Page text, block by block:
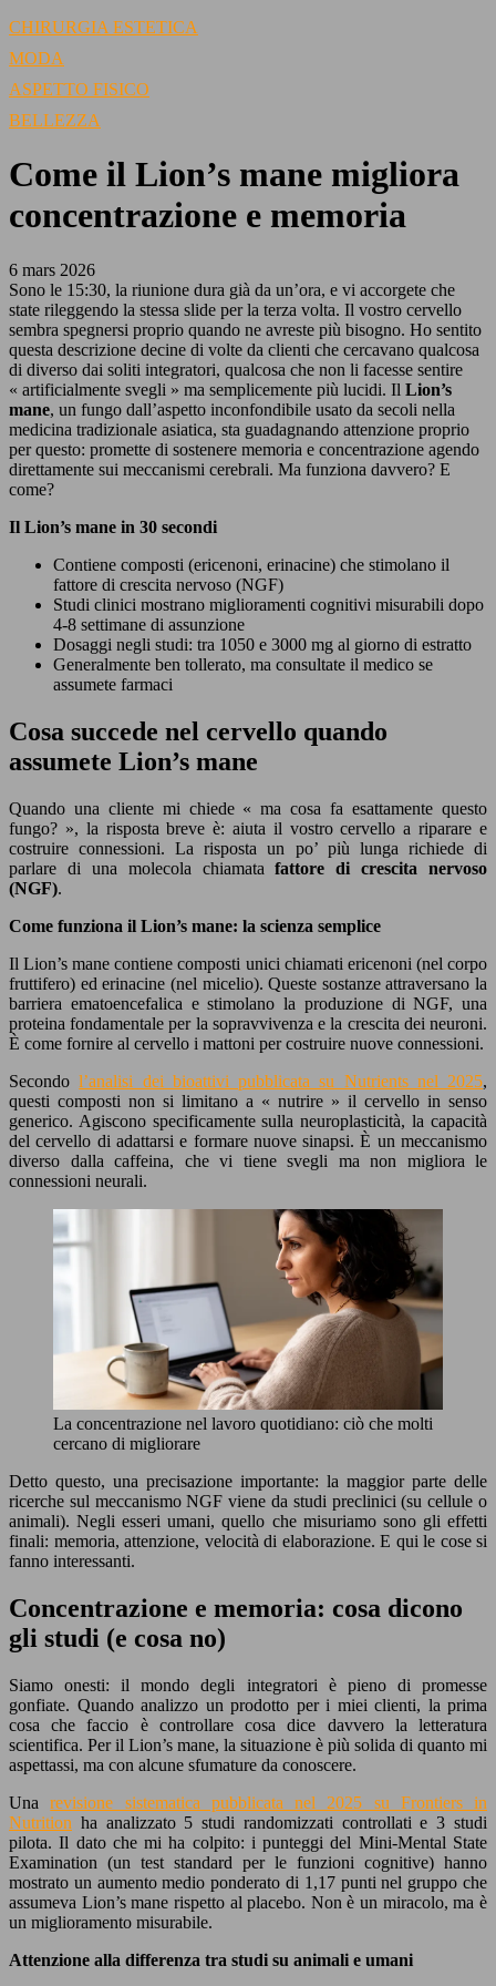
CHIRURGIA ESTETICA
MODA
ASPETTO FISICO
BELLEZZA
Come il Lion’s mane migliora
concentrazione e memoria
6 mars 2026
Sono le 15:30, la riunione dura già da un’ora, e vi accorgete che
state rileggendo la stessa slide per la terza volta. Il vostro cervello
sembra spegnersi proprio quando ne avreste più bisogno. Ho sentito
questa descrizione decine di volte da clienti che cercavano qualcosa
di diverso dai soliti integratori, qualcosa che non li facesse sentire
« artificialmente svegli » ma semplicemente più lucidi. Il Lion’s
mane, un fungo dall’aspetto inconfondibile usato da secoli nella
medicina tradizionale asiatica, sta guadagnando attenzione proprio
per questo: promette di sostenere memoria e concentrazione agendo
direttamente sui meccanismi cerebrali. Ma funziona davvero? E
come?
Il Lion’s mane in 30 secondi
Contiene composti (ericenoni, erinacine) che stimolano il
fattore di crescita nervoso (NGF)
Studi clinici mostrano miglioramenti cognitivi misurabili dopo
4-8 settimane di assunzione
Dosaggi negli studi: tra 1050 e 3000 mg al giorno di estratto
Generalmente ben tollerato, ma consultate il medico se
assumete farmaci
Cosa succede nel cervello quando
assumete Lion’s mane
Quando una cliente mi chiede « ma cosa fa esattamente questo
fungo? », la risposta breve è: aiuta il vostro cervello a riparare e
costruire connessioni. La risposta un po’ più lunga richiede di
parlare di una molecola chiamatafattore di crescita nervoso
(NGF).
Come funziona il Lion’s mane: la scienza semplice
Il Lion’s mane contiene composti unici chiamati ericenoni (nel corpo
fruttifero) ed erinacine (nel micelio). Queste sostanze attraversano la
barriera ematoencefalica e stimolano la produzione di NGF, una
proteina fondamentale per la sopravvivenza e la crescita dei neuroni.
È come fornire al cervello i mattoni per costruire nuove connessioni.
Secondol’analisi dei bioattivi pubblicata su Nutrients nel 2025,
questi composti non si limitano a « nutrire » il cervello in senso
generico. Agiscono specificamente sulla neuroplasticità, la capacità
del cervello di adattarsi e formare nuove sinapsi. È un meccanismo
diverso dalla caffeina, che vi tiene svegli ma non migliora le
connessioni neurali.
La concentrazione nel lavoro quotidiano: ciò che molti
cercano di migliorare
Detto questo, una precisazione importante: la maggior parte delle
ricerche sul meccanismo NGF viene da studi preclinici (su cellule o
animali). Negli esseri umani, quello che misuriamo sono gli effetti
finali: memoria, attenzione, velocità di elaborazione. E qui le cose si
fanno interessanti.
Concentrazione e memoria: cosa dicono
gli studi (e cosa no)
Siamo onesti: il mondo degli integratori è pieno di promesse
gonfiate. Quando analizzo un prodotto per i miei clienti, la prima
cosa che faccio è controllare cosa dice davvero la letteratura
scientifica. Per il Lion’s mane, la situazione è più solida di quanto mi
aspettassi, ma con alcune sfumature da conoscere.
Unarevisione sistematica pubblicata nel 2025 su Frontiers in
Nutrition ha analizzato 5 studi randomizzati controllati e 3 studi
pilota. Il dato che mi ha colpito: i punteggi del Mini-Mental State
Examination (un test standard per le funzioni cognitive) hanno
mostrato un aumento medio ponderato di 1,17 punti nel gruppo che
assumeva Lion’s mane rispetto al placebo. Non è un miracolo, ma è
un miglioramento misurabile.
Attenzione alla differenza tra studi su animali e umani